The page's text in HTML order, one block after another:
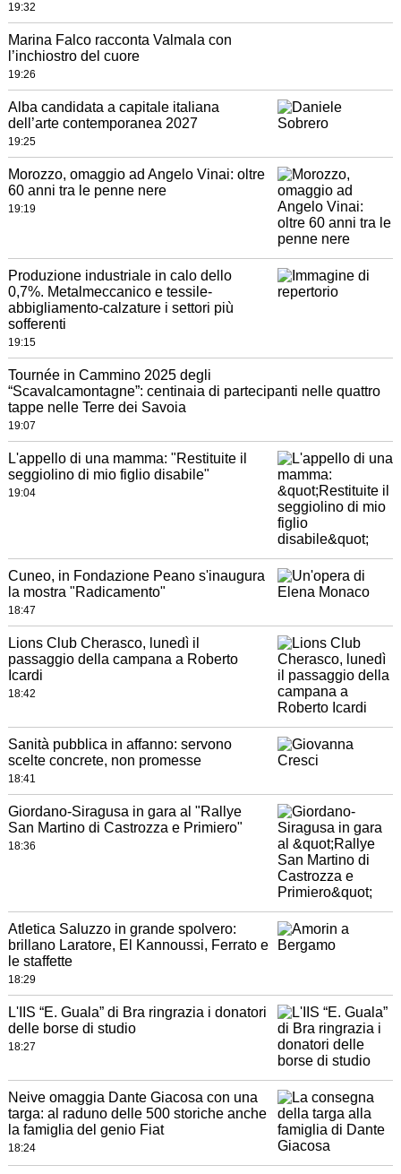
19:32
Marina Falco racconta Valmala con
l’inchiostro del cuore
19:26
Alba candidata a capitale italiana
dell’arte contemporanea 2027
19:25
Morozzo, omaggio ad Angelo Vinai: oltre
60 anni tra le penne nere
19:19
Produzione industriale in calo dello
0,7%. Metalmeccanico e tessile-
abbigliamento-calzature i settori più
sofferenti
19:15
Tournée in Cammino 2025 degli
“Scavalcamontagne”: centinaia di partecipanti nelle quattro
tappe nelle Terre dei Savoia
19:07
L'appello di una mamma: "Restituite il
seggiolino di mio figlio disabile"
19:04
Cuneo, in Fondazione Peano s'inaugura
la mostra "Radicamento"
18:47
Lions Club Cherasco, lunedì il
passaggio della campana a Roberto
Icardi
18:42
Sanità pubblica in affanno: servono
scelte concrete, non promesse
18:41
Giordano-Siragusa in gara al "Rallye
San Martino di Castrozza e Primiero"
18:36
Atletica Saluzzo in grande spolvero:
brillano Laratore, El Kannoussi, Ferrato e
le staffette
18:29
L'IIS “E. Guala” di Bra ringrazia i donatori
delle borse di studio
18:27
Neive omaggia Dante Giacosa con una
targa: al raduno delle 500 storiche anche
la famiglia del genio Fiat
18:24